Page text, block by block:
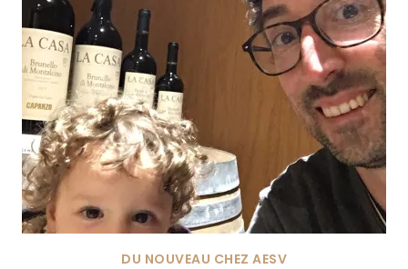
DU NOUVEAU CHEZ AESV